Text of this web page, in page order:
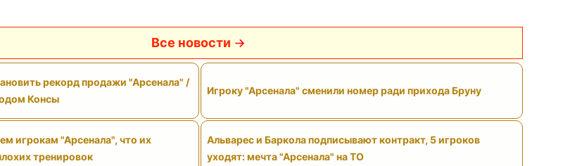
Все новости
рекорд продажи "Арсенала" /
Консы
Игроку "Арсенала" сменили номер ради прихода Бруну
игрокам "Арсенала", что их
тренировок
Альварес и Баркола подписывают контракт, 5 игроков
уходят: мечта "Арсенала" на ТО